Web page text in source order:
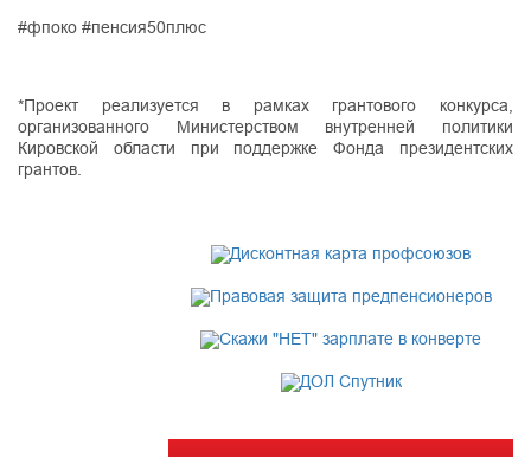
#фпоко #пенсия50плюс
*Проект реализуется в рамках грантового конкурса,
организованного Министерством внутренней политики
Кировской области при поддержке Фонда президентских
грантов.